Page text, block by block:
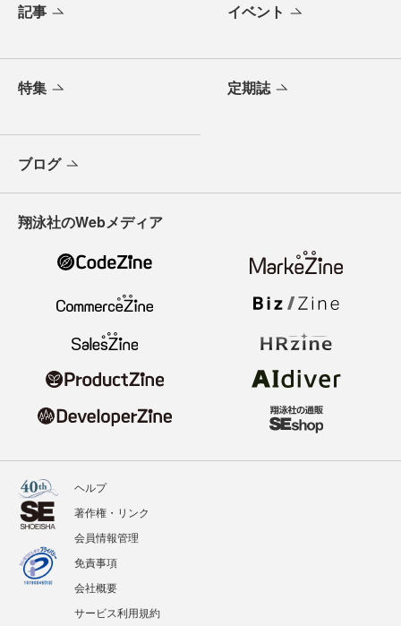
記事 イベント
特集 定期誌
ブログ
翔泳社のWebメディア
ヘルプ
著作権・リンク
会員情報管理
免責事項
会社概要
サービス利用規約